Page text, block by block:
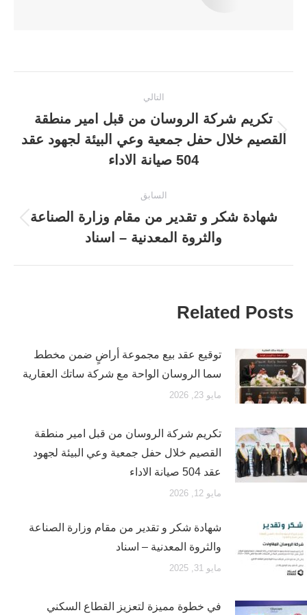
navigation
السابق
المقالة
السابقة:
شهادة شكر و تقدير من مقام وزارة الصناعة
والثروة المعدنية – اسناد
التالي
المقالة
التالية:
تكريم شركة الروسان من قبل امير منطقة
القصيم خلال حفل جمعية وعي البيئة لجهود عقد
504 صيانة الاداء
Related Posts
توقيع عقد بيع مجموعة أراضٍ ضمن مخطط
سما الروسان الواحة مع شركة ساتك العقارية
مايو 23, 2026
تكريم شركة الروسان من قبل امير منطقة
القصيم خلال حفل جمعية وعي البيئة لجهود
عقد 504 صيانة الاداء
مايو 12, 2026
شهادة شكر و تقدير من مقام وزارة الصناعة
والثروة المعدنية – اسناد
مايو 31, 2025
في خطوة مميزة لتعزيز القطاع السكني